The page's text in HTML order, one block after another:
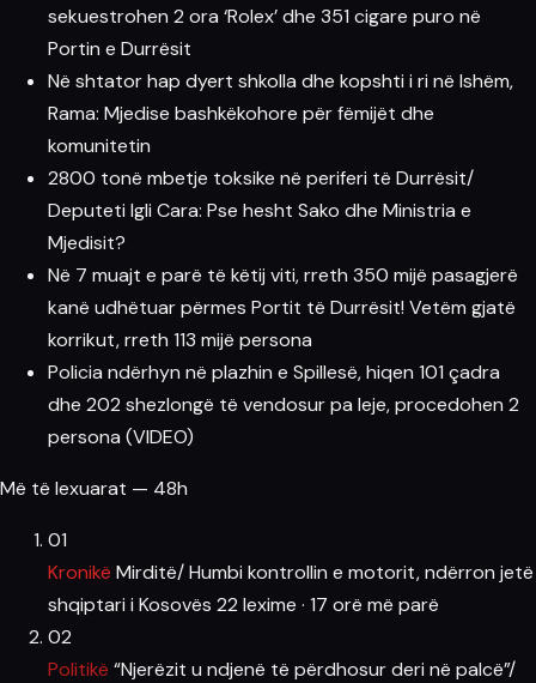
sekuestrohen 2 ora ‘Rolex’ dhe 351 cigare puro në
Portin e Durrësit
Në shtator hap dyert shkolla dhe kopshti i ri në Ishëm,
Rama: Mjedise bashkëkohore për fëmijët dhe
komunitetin
2800 tonë mbetje toksike në periferi të Durrësit/
Deputeti Igli Cara: Pse hesht Sako dhe Ministria e
Mjedisit?
Në 7 muajt e parë të këtij viti, rreth 350 mijë pasagjerë
kanë udhëtuar përmes Portit të Durrësit! Vetëm gjatë
korrikut, rreth 113 mijë persona
Policia ndërhyn në plazhin e Spillesë, hiqen 101 çadra
dhe 202 shezlongë të vendosur pa leje, procedohen 2
persona (VIDEO)
Më të lexuarat — 48h
01
Kronikë Mirditë/ Humbi kontrollin e motorit, ndërron jetë
shqiptari i Kosovës 22 lexime · 17 orë më parë
02
Politikë “Njerëzit u ndjenë të përdhosur deri në palcë”/